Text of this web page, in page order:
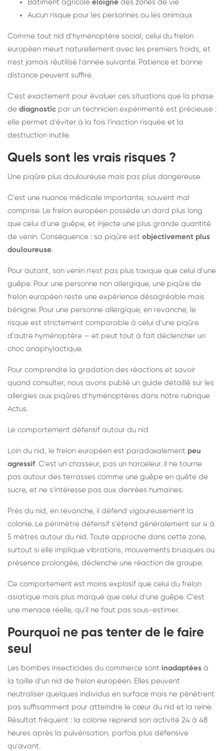
Bâtiment agricole éloigné des zones de vie
Aucun risque pour les personnes ou les animaux
Comme tout nid d'hyménoptère social, celui du frelon
européen meurt naturellement avec les premiers froids, et
n'est jamais réutilisé l'année suivante. Patience et bonne
distance peuvent suffire.
C'est exactement pour évaluer ces situations que la phase
de diagnostic par un technicien expérimenté est précieuse :
elle permet d'éviter à la fois l'inaction risquée et la
destruction inutile.
Quels sont les vrais risques ?
Une piqûre plus douloureuse mais pas plus dangereuse
C'est une nuance médicale importante, souvent mal
comprise. Le frelon européen possède un dard plus long
que celui d'une guêpe, et injecte une plus grande quantité
de venin. Conséquence : sa piqûre est objectivement plus
douloureuse.
Pour autant, son venin n'est pas plus toxique que celui d'une
guêpe. Pour une personne non allergique, une piqûre de
frelon européen reste une expérience désagréable mais
bénigne. Pour une personne allergique, en revanche, le
risque est strictement comparable à celui d'une piqûre
d'autre hyménoptère — et peut tout à fait déclencher un
choc anaphylactique.
Pour comprendre la gradation des réactions et savoir
quand consulter, nous avons publié un guide détaillé sur les
allergies aux piqûres d'hyménoptères dans notre rubrique
Actus.
Le comportement défensif autour du nid
Loin du nid, le frelon européen est paradoxalement peu
agressif. C'est un chasseur, pas un harceleur. Il ne tourne
pas autour des terrasses comme une guêpe en quête de
sucre, et ne s'intéresse pas aux denrées humaines.
Près du nid, en revanche, il défend vigoureusement la
colonie. Le périmètre défensif s'étend généralement sur 4 à
5 mètres autour du nid. Toute approche dans cette zone,
surtout si elle implique vibrations, mouvements brusques ou
présence prolongée, déclenche une réaction de groupe.
Ce comportement est moins explosif que celui du frelon
asiatique mais plus marqué que celui d'une guêpe. C'est
une menace réelle, qu'il ne faut pas sous-estimer.
Pourquoi ne pas tenter de le faire
seul
Les bombes insecticides du commerce sont inadaptées à
la taille d'un nid de frelon européen. Elles peuvent
neutraliser quelques individus en surface mais ne pénètrent
pas suffisamment pour atteindre le cœur du nid et la reine.
Résultat fréquent : la colonie reprend son activité 24 à 48
heures après la pulvérisation, parfois plus défensive
qu'avant.